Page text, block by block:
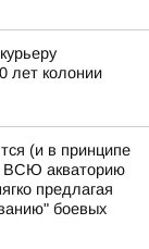
лет колонии
(и в принципе
ВСЮ акваторию
предлагая
боевых